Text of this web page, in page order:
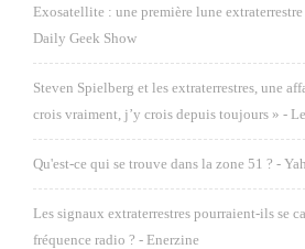
Exosatellite : une première lune
Daily Geek Show
Steven Spielberg et les extraterrestres, une
crois vraiment, j’y crois depuis toujours » -
Qu'est-ce qui se trouve dans la zone 51 ? -
Les signaux extraterrestres pourraient-ils se
fréquence radio ? - Enerzine